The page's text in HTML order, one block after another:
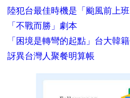
陸犯台最佳時機是「颱風前上
「不戰而勝」劇本
「困境是轉彎的起點」台大韓
訝異台灣人聚餐明算帳